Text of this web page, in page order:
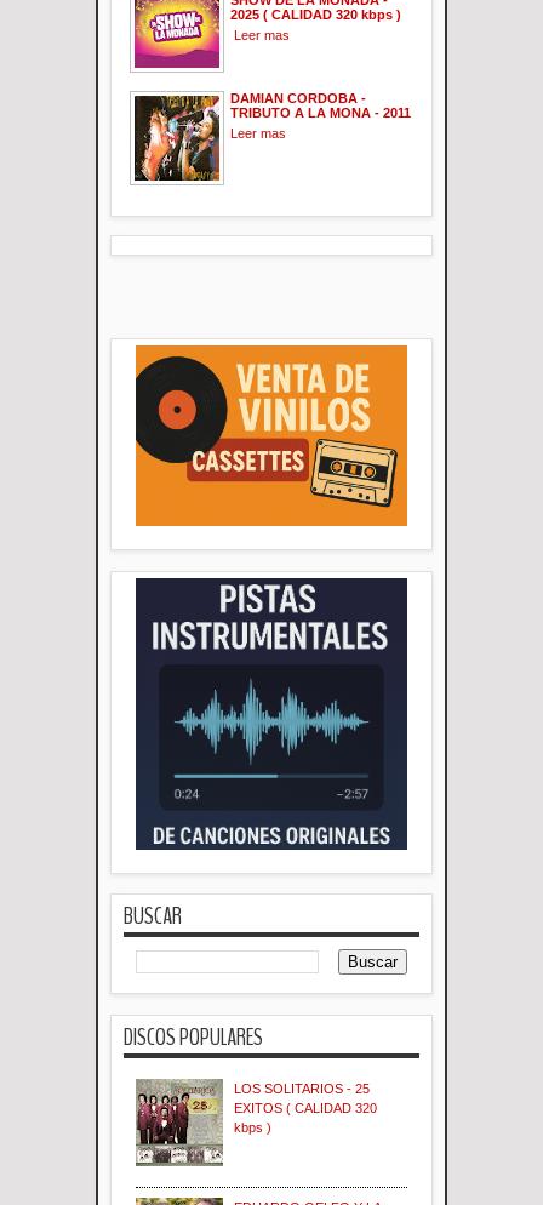
2025 ( CALIDAD 320 kbps )
Leer mas
DAMIAN CORDOBA -
TRIBUTO A LA MONA - 2011
Leer mas
BUSCAR
DISCOS POPULARES
LOS SOLITARIOS - 25
EXITOS ( CALIDAD 320
kbps )